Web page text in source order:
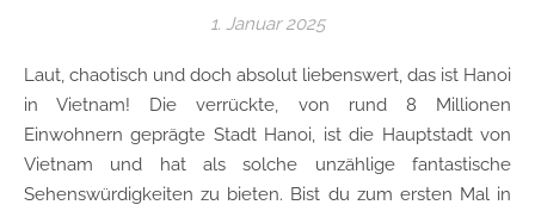
1. Januar 2025
Laut, chaotisch und doch absolut liebenswert, das ist Hanoi
in Vietnam! Die verrückte, von rund 8 Millionen
Einwohnern geprägte Stadt Hanoi, ist die Hauptstadt von
Vietnam und hat als solche unzählige fantastische
Sehenswürdigkeiten zu bieten. Bist du zum ersten Mal in